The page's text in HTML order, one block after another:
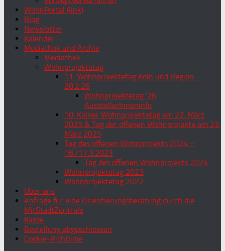
WohnPortal (link)
Blog
Newsletter
Kalender
Mediathek und Archiv
Mediathek
Wohnprojektetag
11. Wohnprojektetag Köln und Region –
28.2.26
Wohnprojektetag ’26
AusstellerInneninfo
10. Kölner Wohnprojektetag am 22. März
2025 & Tag der offenen Wohnprojekte am 23.
März 2025
Tag des offenen Wohnprojekts 2024 –
16./17.3.2023
Tag des offenen Wohnprojekts 2024
Wohnprojektetag 2023
Wohnprojektetag 2022
Über uns
Anfrage für eine Orientierungsberatung durch die
MitStadtZentrale
Kasse
Bestellung abgeschlossen
Cookie-Richtlinie